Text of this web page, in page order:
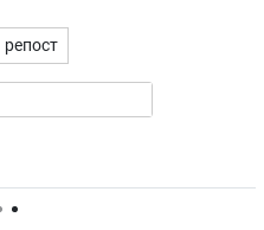
репост
упоминаний.